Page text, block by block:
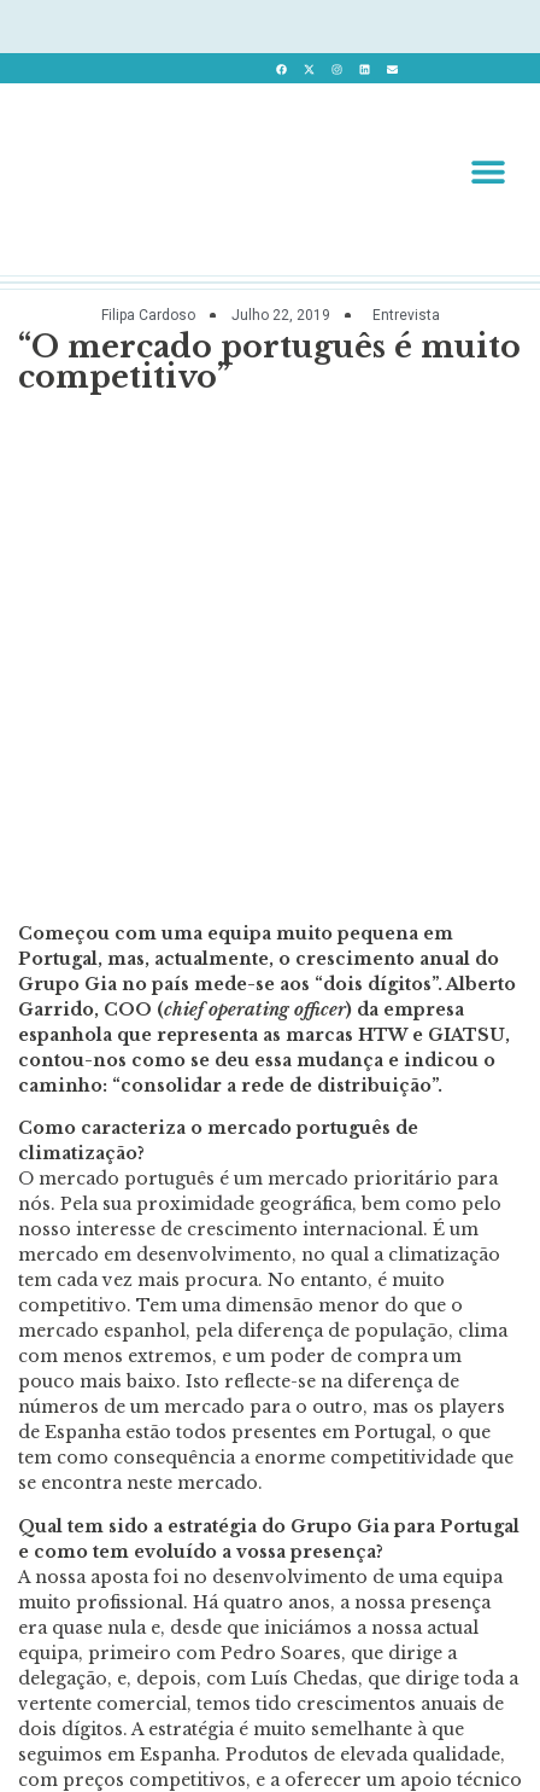
Filipa Cardoso Julho 22, 2019 Entrevista
“O mercado português é muito
competitivo”
Começou com uma equipa muito pequena em
Portugal, mas, actualmente, o crescimento anual do
Grupo Gia no país mede-se aos “dois dígitos”. Alberto
Garrido, COO (chief operating officer) da empresa
espanhola que representa as marcas HTW e GIATSU,
contou-nos como se deu essa mudança e indicou o
caminho: “consolidar a rede de distribuição”.
Como caracteriza o mercado português de
climatização?
O mercado português é um mercado prioritário para
nós. Pela sua proximidade geográfica, bem como pelo
nosso interesse de crescimento internacional. É um
mercado em desenvolvimento, no qual a climatização
tem cada vez mais procura. No entanto, é muito
competitivo. Tem uma dimensão menor do que o
mercado espanhol, pela diferença de população, clima
com menos extremos, e um poder de compra um
pouco mais baixo. Isto reflecte-se na diferença de
números de um mercado para o outro, mas os players
de Espanha estão todos presentes em Portugal, o que
tem como consequência a enorme competitividade que
se encontra neste mercado.
Qual tem sido a estratégia do Grupo Gia para Portugal
e como tem evoluído a vossa presença?
A nossa aposta foi no desenvolvimento de uma equipa
muito profissional. Há quatro anos, a nossa presença
era quase nula e, desde que iniciámos a nossa actual
equipa, primeiro com Pedro Soares, que dirige a
delegação, e, depois, com Luís Chedas, que dirige toda a
vertente comercial, temos tido crescimentos anuais de
dois dígitos. A estratégia é muito semelhante à que
seguimos em Espanha. Produtos de elevada qualidade,
com preços competitivos, e a oferecer um apoio técnico